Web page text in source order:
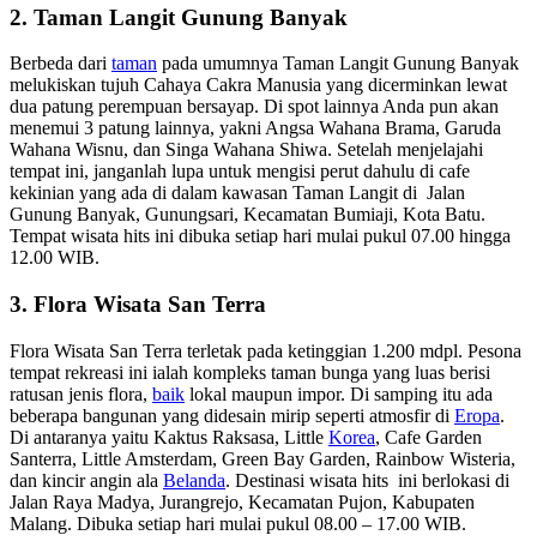
2. Taman Langit Gunung Banyak
Berbeda dari taman pada umumnya Taman Langit Gunung Banyak
melukiskan tujuh Cahaya Cakra Manusia yang dicerminkan lewat
dua patung perempuan bersayap. Di spot lainnya Anda pun akan
menemui 3 patung lainnya, yakni Angsa Wahana Brama, Garuda
Wahana Wisnu, dan Singa Wahana Shiwa. Setelah menjelajahi
tempat ini, janganlah lupa untuk mengisi perut dahulu di cafe
kekinian yang ada di dalam kawasan Taman Langit di Jalan
Gunung Banyak, Gunungsari, Kecamatan Bumiaji, Kota Batu.
Tempat wisata hits ini dibuka setiap hari mulai pukul 07.00 hingga
12.00 WIB.
3. Flora Wisata San Terra
Flora Wisata San Terra terletak pada ketinggian 1.200 mdpl. Pesona
tempat rekreasi ini ialah kompleks taman bunga yang luas berisi
ratusan jenis flora, baik lokal maupun impor. Di samping itu ada
beberapa bangunan yang didesain mirip seperti atmosfir di Eropa.
Di antaranya yaitu Kaktus Raksasa, Little Korea, Cafe Garden
Santerra, Little Amsterdam, Green Bay Garden, Rainbow Wisteria,
dan kincir angin ala Belanda. Destinasi wisata hits ini berlokasi di
Jalan Raya Madya, Jurangrejo, Kecamatan Pujon, Kabupaten
Malang. Dibuka setiap hari mulai pukul 08.00 – 17.00 WIB.